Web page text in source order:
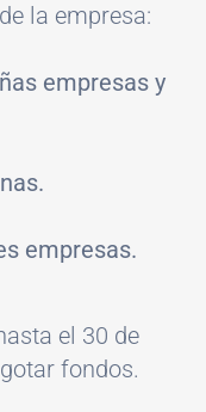
la empresa:
empresas y
empresas.
el 30 de
fondos.